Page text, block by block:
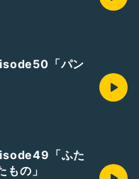
「パン
「ふた
もの」